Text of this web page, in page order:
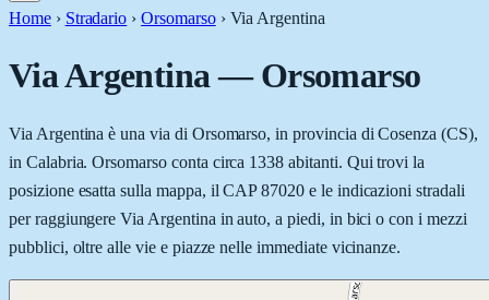
Home › Stradario › Orsomarso › Via Argentina
Via Argentina—Orsomarso
Via Argentina è una via di Orsomarso, in provincia di Cosenza (CS),
in Calabria. Orsomarso conta circa 1338 abitanti. Qui trovi la
posizione esatta sulla mappa, il CAP 87020 e le indicazioni stradali
per raggiungere Via Argentina in auto, a piedi, in bici o con i mezzi
pubblici, oltre alle vie e piazze nelle immediate vicinanze.